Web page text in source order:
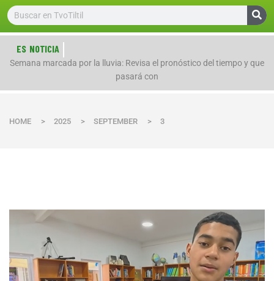
ES NOTICIA
Semana marcada por la lluvia: Revisa el pronóstico del tiempo y que
pasará con
HOME > 2025 > SEPTEMBER > 3